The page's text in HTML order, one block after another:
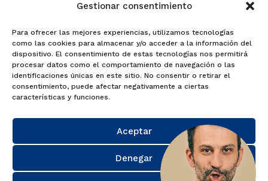
Gestionar consentimiento
Para ofrecer las mejores experiencias, utilizamos tecnologías
como las cookies para almacenar y/o acceder a la información del
dispositivo. El consentimiento de estas tecnologías nos permitirá
procesar datos como el comportamiento de navegación o las
identificaciones únicas en este sitio. No consentir o retirar el
consentimiento, puede afectar negativamente a ciertas
características y funciones.
Aceptar
Denegar
Becas Examia
Contacto
CERTIFICACIONES
Linguaskill
Cambridge English Qualifications
EXAMÍNATE
Matricúlate con nosotros y obtén tu